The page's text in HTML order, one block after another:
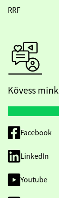
RRF
Kövess
Facebook
LinkedIn
Youtube